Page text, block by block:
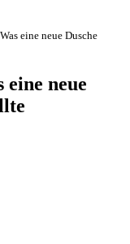
eine neue Dusche
neue